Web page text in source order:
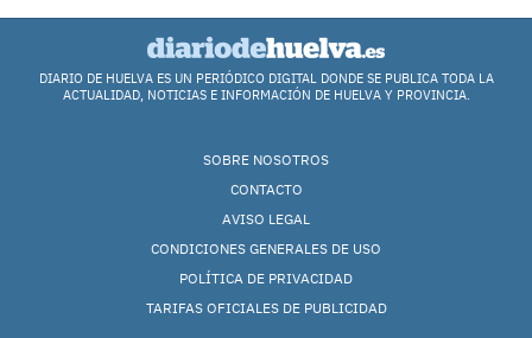
DIARIO DE HUELVA ES UN PERIÓDICO DIGITAL DONDE SE PUBLICA TODA LA
ACTUALIDAD, NOTICIAS E INFORMACIÓN DE HUELVA Y PROVINCIA.
SOBRE NOSOTROS
CONTACTO
AVISO LEGAL
CONDICIONES GENERALES DE USO
POLÍTICA DE PRIVACIDAD
TARIFAS OFICIALES DE PUBLICIDAD